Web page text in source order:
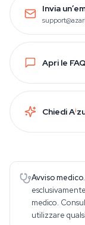
Invia
Apri le FAQ
Chiedi Ai
Avviso medico.
medico.
utilizzare